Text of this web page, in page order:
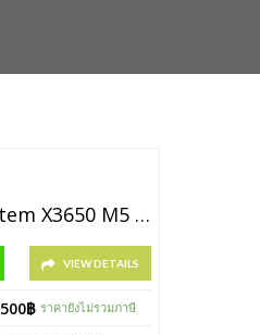
Lenovo System X3650 M5 [P/N 8871PFE]
VIEW DETAILS
฿ ราคายังไม่รวมภาษี